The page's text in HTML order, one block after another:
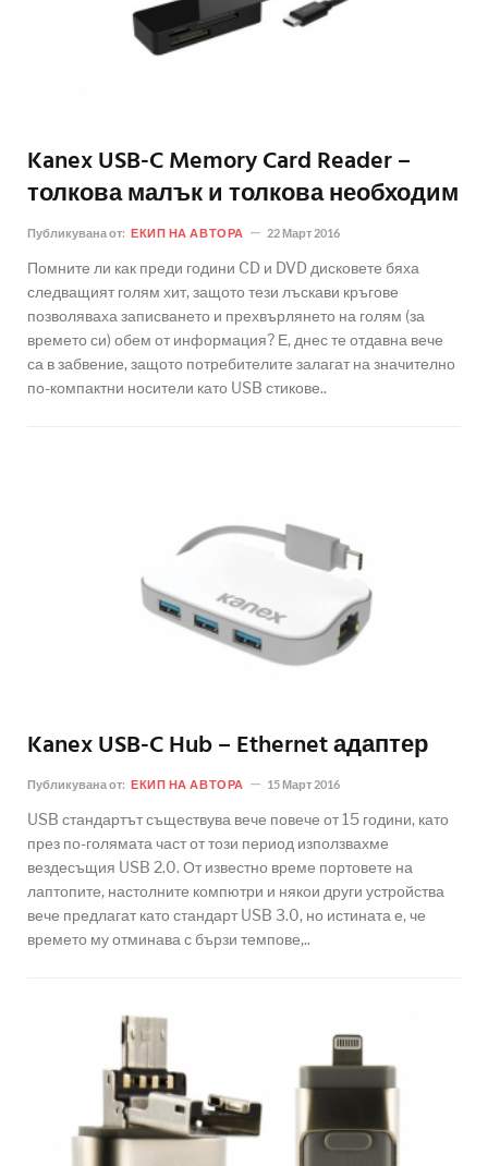
Kanex USB-C Memory Card Reader –
толкова малък и толкова необходим
Публикувана от: ЕКИП НА АВТОРА 22 Март 2016
Помните ли как преди години CD и DVD дисковете бяха
следващият голям хит, защото тези лъскави кръгове
позволяваха записването и прехвърлянето на голям (за
времето си) обем от информация? Е, днес те отдавна вече
са в забвение, защото потребителите залагат на значително
по-компактни носители като USB стикове..
Kanex USB-C Hub – Ethernet адаптер
Публикувана от: ЕКИП НА АВТОРА 15 Март 2016
USB стандартът съществува вече повече от 15 години, като
през по-голямата част от този период използвахме
вездесъщия USB 2.0. От известно време портовете на
лаптопите, настолните компютри и някои други устройства
вече предлагат като стандарт USB 3.0, но истината е, че
времето му отминава с бързи темпове,..